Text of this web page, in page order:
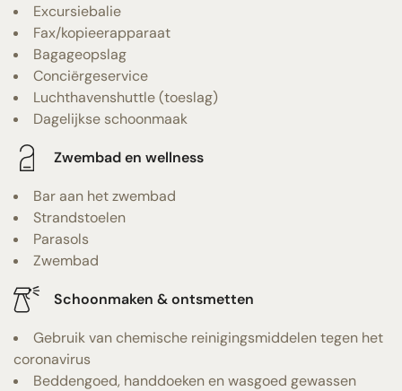
Excursiebalie
Fax/kopieerapparaat
Bagageopslag
Conciërgeservice
Luchthavenshuttle (toeslag)
Dagelijkse schoonmaak
Zwembad en wellness
Bar aan het zwembad
Strandstoelen
Parasols
Zwembad
Schoonmaken & ontsmetten
Gebruik van chemische reinigingsmiddelen tegen het
coronavirus
Beddengoed, handdoeken en wasgoed gewassen